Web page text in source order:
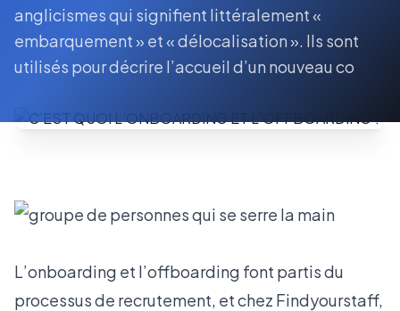
anglicismes qui signifient littéralement «
embarquement » et « délocalisation ». Ils sont
utilisés pour décrire l’accueil d’un nouveau co
L’onboarding et l’offboarding font partis du
processus de recrutement, et chez Findyourstaff,